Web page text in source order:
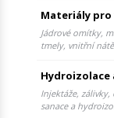
Materiály
Jádrové omítky,
tmely, vnitřní
Hydroizolace
Injektáže,
sanace a